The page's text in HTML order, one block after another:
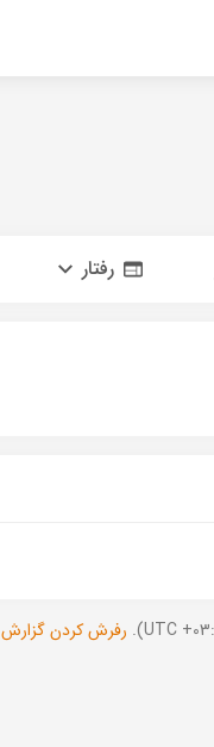
رفتار
رفرش کردن گزارش